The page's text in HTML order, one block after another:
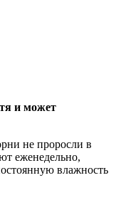
и может
не проросли в
еженедельно,
влажность